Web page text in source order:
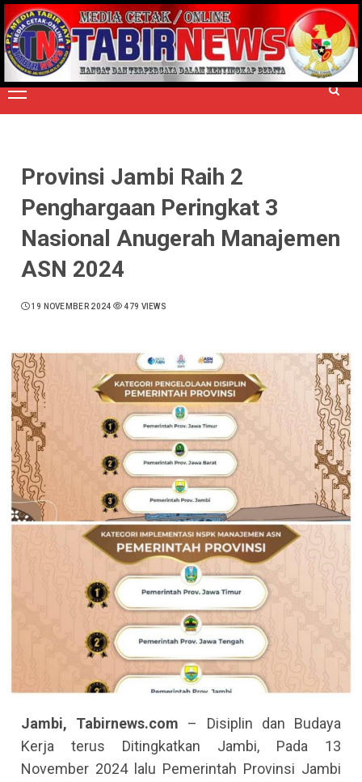
Skip
to
content
TERPERCAYA MENYINGKAP BERITA
Primary
Menu
Provinsi Jambi Raih 2
Penghargaan Peringkat 3
Nasional Anugerah Manajemen
ASN 2024
19 NOVEMBER 2024 479 VIEWS
Jambi, Tabirnews.com – Disiplin dan Budaya
Kerja terus Ditingkatkan Jambi, Pada 13
November 2024 lalu Pemerintah Provinsi Jambi